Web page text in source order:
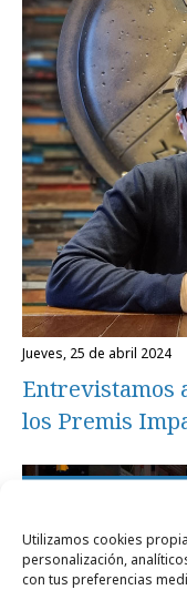
Utilizamos cookies
personalización,
con tus preferencias
jueves, 25 de abril 2024
Entrevistamos
los Premis